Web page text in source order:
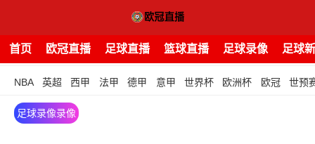
首页 欧冠直播 足球直播 篮球直播 足球录像 足球
NBA 英超 西甲 法甲 德甲 意甲 世界杯 欧洲杯 欧冠 世预
足球录像录像